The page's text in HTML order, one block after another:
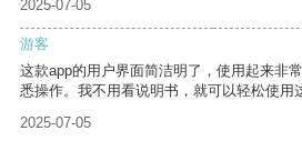
2025-07-05
游客
这款app的用户界面简洁明了，使用起来非
悉操作。我不用看说明书，就可以轻松使用
2025-07-05